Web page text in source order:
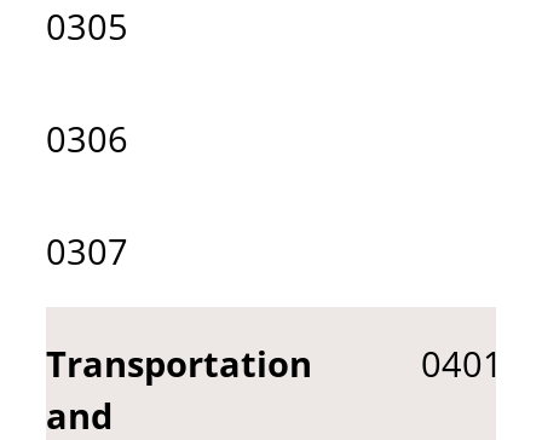
0305
0306
0307
Transportation
and
0401